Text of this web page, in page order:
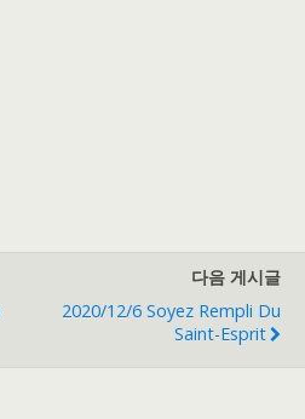
다음 게시글
2020/12/6 Soyez Rempli Du
Saint-Esprit